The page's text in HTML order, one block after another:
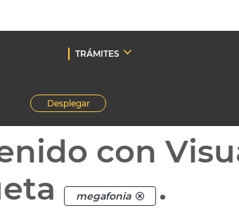
TRÁMITES
Desplegar
con
megafonia .